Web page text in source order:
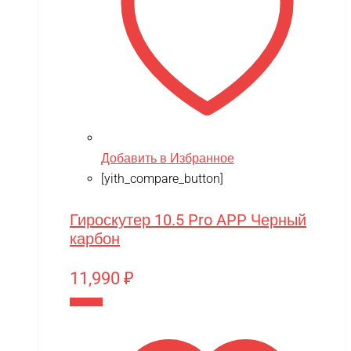
Добавить в Избранное
[yith_compare_button]
Гироскутер 10.5 Pro APP Черный
карбон
11,990 ₽